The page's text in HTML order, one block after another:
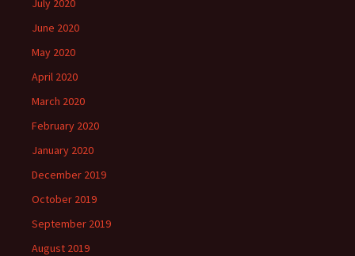
July 2020
June 2020
May 2020
April 2020
March 2020
February 2020
January 2020
December 2019
October 2019
September 2019
August 2019